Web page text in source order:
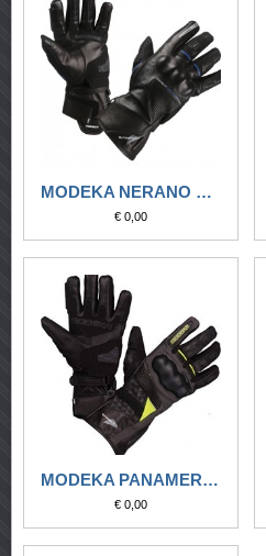
MODEKA NERANO NERO
€ 0,00
MODEKA PANAMERICANA NERO-GIALLO FLUO
€ 0,00